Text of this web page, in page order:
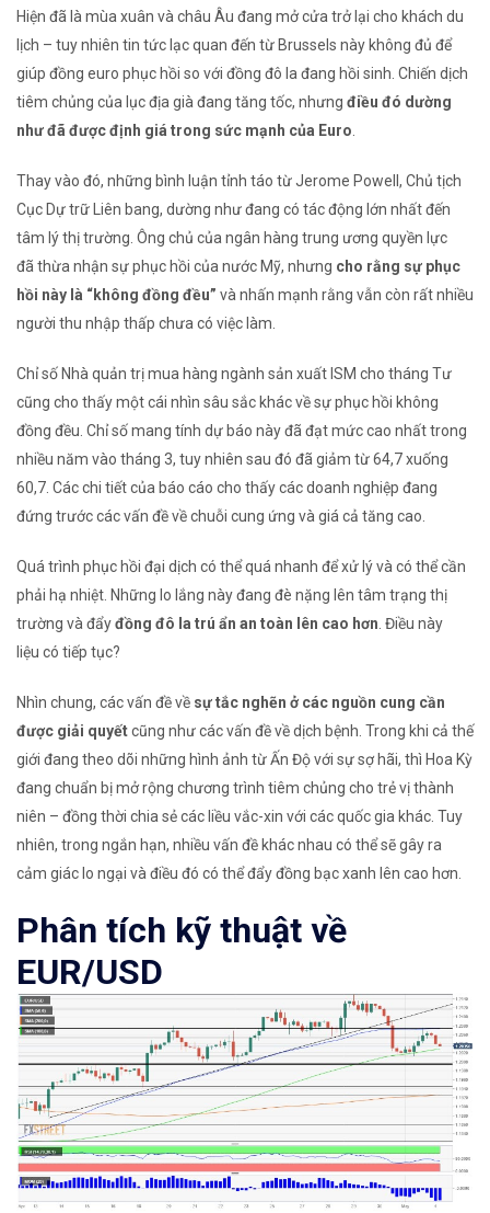
Hiện đã là mùa xuân và châu Âu đang mở cửa trở lại cho khách du
lịch – tuy nhiên tin tức lạc quan đến từ Brussels này không đủ để
giúp đồng euro phục hồi so với đồng đô la đang hồi sinh. Chiến dịch
tiêm chủng của lục địa già đang tăng tốc, nhưng điều đó dường
như đã được định giá trong sức mạnh của Euro
Thay vào đó, những bình luận tỉnh táo từ Jerome Powell, Chủ tịch
Cục Dự trữ Liên bang, dường như đang có tác động lớn nhất đến
tâm lý thị trường. Ông chủ của ngân hàng trung ương quyền lực
đã thừa nhận sự phục hồi của nước Mỹ, nhưng cho rằng sự phục
hồi này là “không đồng đều” và nhấn mạnh rằng vẫn còn rất nhiều
người thu nhập thấp chưa có việc làm.
Chỉ số Nhà quản trị mua hàng ngành sản xuất ISM cho tháng Tư
cũng cho thấy một cái nhìn sâu sắc khác về sự phục hồi không
đồng đều. Chỉ số mang tính dự báo này đã đạt mức cao nhất trong
nhiều năm vào tháng 3, tuy nhiên sau đó đã giảm từ 64,7 xuống
60,7. Các chi tiết của báo cáo cho thấy các doanh nghiệp đang
đứng trước các vấn đề về chuỗi cung ứng và giá cả tăng cao.
Quá trình phục hồi đại dịch có thể quá nhanh để xử lý và có thể cần
phải hạ nhiệt. Những lo lắng này đang đè nặng lên tâm trạng thị
trường và đẩyđồng đô la trú ẩn an toàn lên cao hơn . Điều này
liệu có tiếp tục?
Nhìn chung, các vấn đề về sự tắc nghẽn ở các nguồn cung cần
được giải quyếtcũng như các vấn đề về dịch bệnh. Trong khi cả thế
giới đang theo dõi những hình ảnh từ Ấn Độ với sự sợ hãi, thì Hoa Kỳ
đang chuẩn bị mở rộng chương trình tiêm chủng cho trẻ vị thành
niên – đồng thời chia sẻ các liều vắc-xin với các quốc gia khác. Tuy
nhiên, trong ngắn hạn, nhiều vấn đề khác nhau có thể sẽ gây ra
cảm giác lo ngại và điều đó có thể đẩy đồng bạc xanh lên cao hơn.
Phân tích kỹ thuật về
EUR/USD